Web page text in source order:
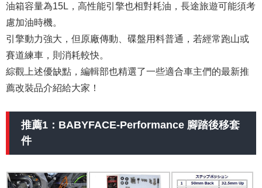
油箱容量為15L，高性能引擎也相對耗油，長途旅遊可能須考
慮加油時機。
引擎動力強大，但原廠傳動、碟盤用料普通，若經常跑山或
賽道練車，則消耗較快。
綜觀上述優缺點，編輯部也精選了一些適合車主們的最新推
薦改裝品介紹給大家！
推薦1：BABYFACE-Performance 腳踏後移套
件